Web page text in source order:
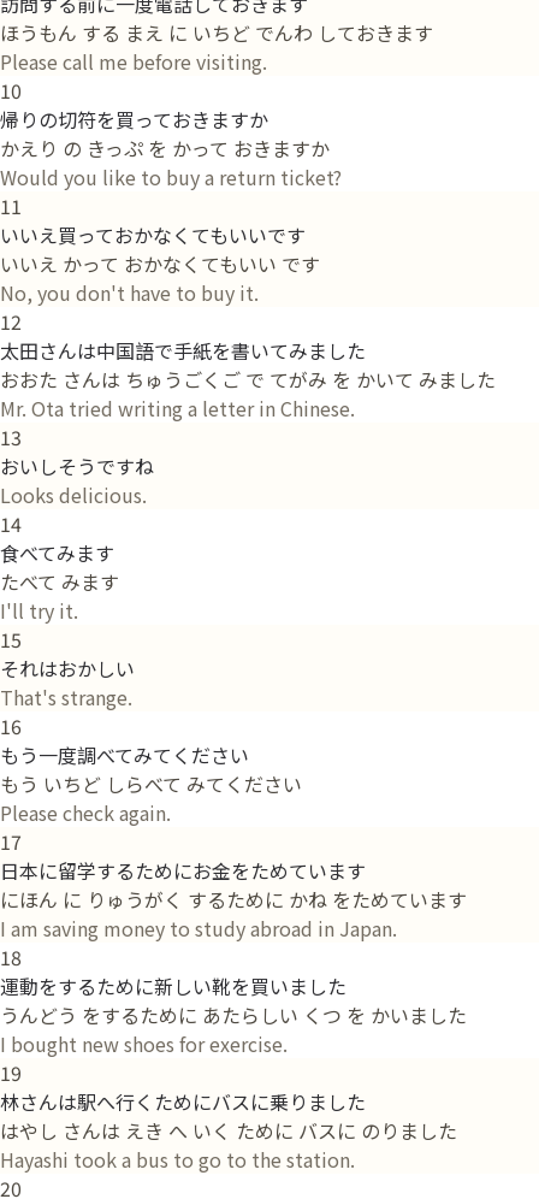
ほうもん する まえ に いちど でんわ しておきます
Please call me before visiting.
10
帰りの切符を買っておきますか
かえり の きっぷ を かって おきますか
Would you like to buy a return ticket?
11
いいえ買っておかなくてもいいです
いいえ かって おかなくてもいい です
No, you don't have to buy it.
12
太田さんは中国語で手紙を書いてみました
おおた さんは ちゅうごくご で てがみ を かいて みました
Mr. Ota tried writing a letter in Chinese.
13
おいしそうですね
Looks delicious.
14
食べてみます
たべて みます
I'll try it.
15
それはおかしい
That's strange.
16
もう一度調べてみてください
もう いちど しらべて みてください
Please check again.
17
日本に留学するためにお金をためています
にほん に りゅうがく するために かね をためています
I am saving money to study abroad in Japan.
18
運動をするために新しい靴を買いました
うんどう をするために あたらしい くつ を かいました
I bought new shoes for exercise.
19
林さんは駅へ行くためにバスに乗りました
はやし さんは えき へ いく ために バスに のりました
Hayashi took a bus to go to the station.
20